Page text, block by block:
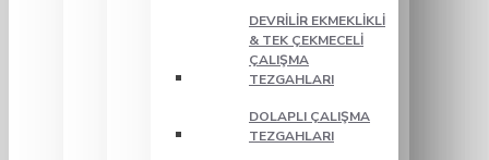
DEVRILIR EKMEKLIKLI
& TEK ÇEKMECELI
ÇALIŞMA
TEZGAHLARI
DOLAPLI ÇALIŞMA
TEZGAHLARI